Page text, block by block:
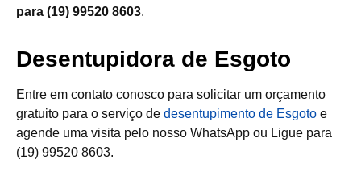
para (19) 99520 8603.
Desentupidora de Esgoto
Entre em contato conosco para solicitar um orçamento
gratuito para o serviço de desentupimento de Esgoto e
agende uma visita pelo nosso WhatsApp ou Ligue para
(19) 99520 8603.